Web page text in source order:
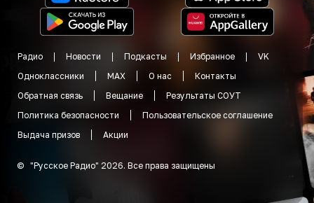
Радио Новости Подкасты Избранное
VK
Одноклассники
MAX О нас
Контакты
Обратная связь
Вещание
Результаты СОУТ
Политика безопасности
Пользовательское соглашение
Выдача призов
Акции
© "Русское Радио" 2026. Все права защищены